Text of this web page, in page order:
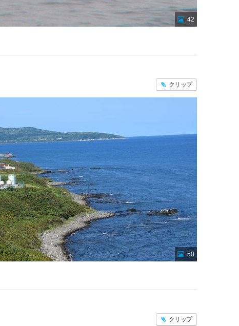
42
クリップ
50
クリップ